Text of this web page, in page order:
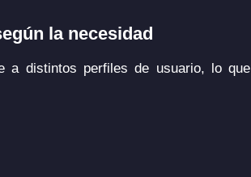
la necesidad
a distintos perfiles de usuario, lo que